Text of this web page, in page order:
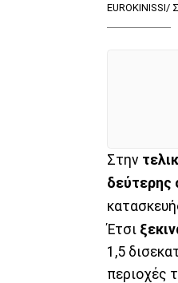
EUROKINISSI/
Στην
δεύτερης
Έτσι
1,5
περιοχές